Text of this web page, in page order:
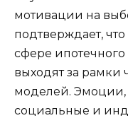
мотивации на
подтверждает,
сфере
выходят за рамки
моделей. Эмоции,
социальные и